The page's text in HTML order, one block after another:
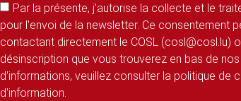
Par la présente, j'autorise la collecte et le
pour l'envoi de la newsletter. Ce consentement
contactant directement le COSL (cosl@cosl.lu)
désinscription que vous trouverez en bas de
d'informations, veuillez consulter la politique de
d'information.